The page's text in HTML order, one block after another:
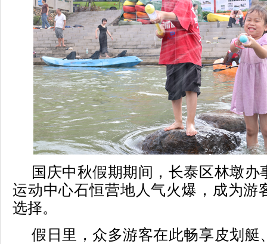
国庆中秋假期期间，长泰区林墩办
运动中心石恒营地人气火爆，成为游
选择。
假日里，众多游客在此畅享皮划艇